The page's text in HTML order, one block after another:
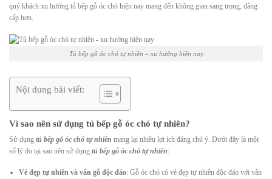
quý khách xu hướng tủ bếp gỗ óc chó hiện nay mang đến không gian sang trọng, đẳng
cấp hơn.
Tủ bếp gỗ óc chó tự nhiên – xu hướng hiện nay
Nội dung bài viết:
Vì sao nên sử dụng tủ bếp gỗ óc chó tự nhiên?
Sử dụng tủ bếp gỗ óc chó tự nhiên mang lại nhiều lợi ích đáng chú ý. Dưới đây là một
số lý do tại sao nên sử dụng tủ bếp gỗ óc chó tự nhiên:
Vẻ đẹp tự nhiên và vân gỗ độc đáo: Gỗ óc chó có vẻ đẹp tự nhiên độc đáo với vân